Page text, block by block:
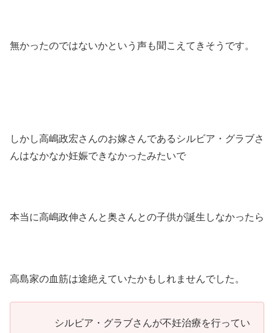
無かったのではないかという声も聞こえてきそうです。
しかし高嶋政宏さんのお嫁さんであるシルビア・グラブさ
んはなかなか妊娠できなかったみたいで
本当に高嶋政伸さんと奥さんとの子供が誕生しなかったら
高島家の血筋は途絶えていたかもしれませんでした。
シルビア・グラブさんが不妊治療を行ってい